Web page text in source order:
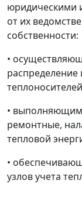
юридическими
от их
собственности:
•
распределение
•
ремонтные,
тепловой
•
узлов учета